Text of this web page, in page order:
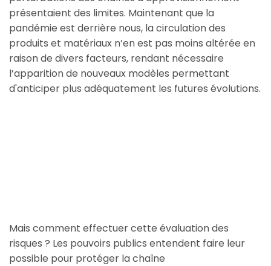
présentaient des limites. Maintenant que la
pandémie est derrière nous, la circulation des
produits et matériaux n’en est pas moins altérée en
raison de divers facteurs, rendant nécessaire
l’apparition de nouveaux modèles permettant
d'anticiper plus adéquatement les futures évolutions.
Mais comment effectuer cette évaluation des
risques ? Les pouvoirs publics entendent faire leur
possible pour protéger la chaîne